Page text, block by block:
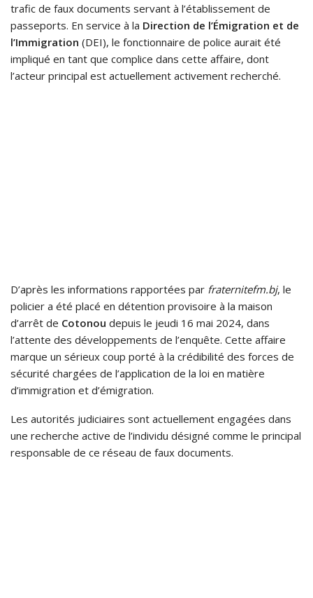
trafic de faux documents servant à l’établissement de
passeports. En service à la Direction de l’Émigration et de
l’Immigration (DEI), le fonctionnaire de police aurait été
impliqué en tant que complice dans cette affaire, dont
l’acteur principal est actuellement activement recherché.
D’après les informations rapportées par fraternitefm.bj, le
policier a été placé en détention provisoire à la maison
d’arrêt de Cotonou depuis le jeudi 16 mai 2024, dans
l’attente des développements de l’enquête. Cette affaire
marque un sérieux coup porté à la crédibilité des forces de
sécurité chargées de l’application de la loi en matière
d’immigration et d’émigration.
Les autorités judiciaires sont actuellement engagées dans
une recherche active de l’individu désigné comme le principal
responsable de ce réseau de faux documents.